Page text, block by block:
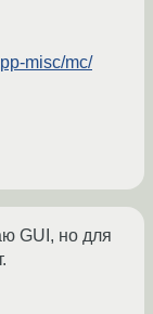
misc/mc/
GUI, но для